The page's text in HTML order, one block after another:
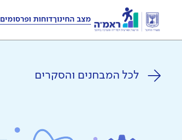
מצב החינוךדוחות ופרסומים
לכל המבחנים והסקרים